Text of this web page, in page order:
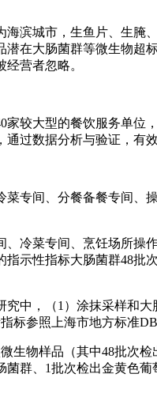
滨城市，生鱼片、生腌
在大肠菌群等微生物
营者忽略。
大型的餐饮服务单位
过数据分析与验证，有
间、分餐备餐专间、
菜专间、烹饪场所操
示性指标大肠菌群48
，（1）涂抹采样和大
参照上海市地方标准
物样品（其中48批次
群、1批次检出金黄色